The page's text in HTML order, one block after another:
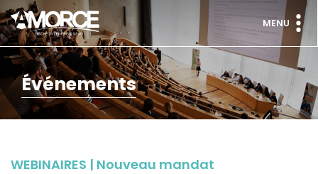
MENU
Événements
WEBINAIRES | Nouveau mandat